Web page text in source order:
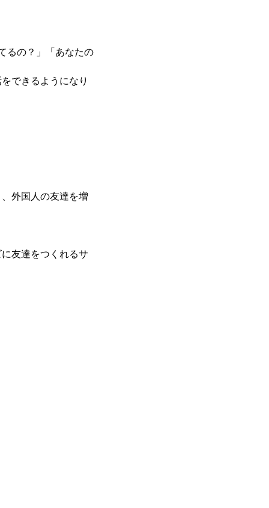
るの？」「あなたの
できるようになり
外国人の友達を増
友達をつくれるサ